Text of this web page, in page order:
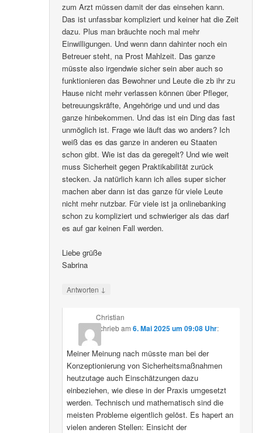
zum Arzt müssen damit der das einsehen kann.
Das ist unfassbar kompliziert und keiner hat die Zeit
dazu. Plus man bräuchte noch mal mehr
Einwilligungen. Und wenn dann dahinter noch ein
Betreuer steht, na Prost Mahlzeit. Das ganze
müsste also irgendwie sicher sein aber auch so
funktionieren das Bewohner und Leute die zb ihr zu
Hause nicht mehr verlassen können über Pfleger,
betreuungskräfte, Angehörige und und und das
ganze hinbekommen. Und das ist ein Ding das fast
unmöglich ist. Frage wie läuft das wo anders? Ich
weiß das es das ganze in anderen eu Staaten
schon gibt. Wie ist das da geregelt? Und wie weit
muss Sicherheit gegen Praktikabilität zurück
stecken. Ja natürlich kann ich alles super sicher
machen aber dann ist das ganze für viele Leute
nicht mehr nutzbar. Für viele ist ja onlinebanking
schon zu kompliziert und schwieriger als das darf
es auf gar keinen Fall werden.
Liebe grüße
Sabrina
Antworten ↓
Christian
schriebam 6. Mai 2025 um 09:08 Uhr:
Meiner Meinung nach müsste man bei der
Konzeptionierung von Sicherheitsmaßnahmen
heutzutage auch Einschätzungen dazu
einbeziehen, wie diese in der Praxis umgesetzt
werden. Technisch und mathematisch sind die
meisten Probleme eigentlich gelöst. Es hapert an
vielen anderen Stellen: Einsicht der